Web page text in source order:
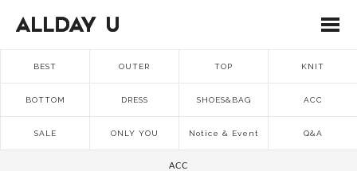
BEST OUTER TOP KNIT
BOTTOM DRESS SHOES&BAG ACC
SALE ONLY YOU Notice & Event Q&A
ACC